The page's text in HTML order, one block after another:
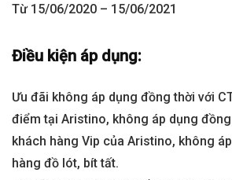
Từ 15/06/2020 – 15/06/2021
Điều kiện áp dụng:
Ưu đãi không áp dụng đồng thời với
điểm tại Aristino, không áp dụng
khách hàng Vip của Aristino, không
hàng đồ lót, bít tất.